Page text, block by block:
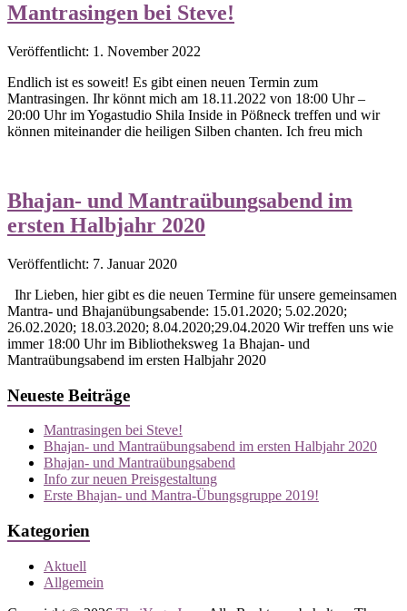
Mantrasingen bei Steve!
Veröffentlicht: 1. November 2022
Endlich ist es soweit! Es gibt einen neuen Termin zum
Mantrasingen. Ihr könnt mich am 18.11.2022 von 18:00 Uhr –
20:00 Uhr im Yogastudio Shila Inside in Pößneck treffen und wir
können miteinander die heiligen Silben chanten. Ich freu mich
Bhajan- und Mantraübungsabend im
ersten Halbjahr 2020
Veröffentlicht: 7. Januar 2020
Ihr Lieben, hier gibt es die neuen Termine für unsere gemeinsamen
Mantra- und Bhajanübungsabende: 15.01.2020; 5.02.2020;
26.02.2020; 18.03.2020; 8.04.2020;29.04.2020 Wir treffen uns wie
immer 18:00 Uhr im Bibliotheksweg 1a Bhajan- und
Mantraübungsabend im ersten Halbjahr 2020
Neueste Beiträge
Mantrasingen bei Steve!
Bhajan- und Mantraübungsabend im ersten Halbjahr 2020
Bhajan- und Mantraübungsabend
Info zur neuen Preisgestaltung
Erste Bhajan- und Mantra-Übungsgruppe 2019!
Kategorien
Aktuell
Allgemein